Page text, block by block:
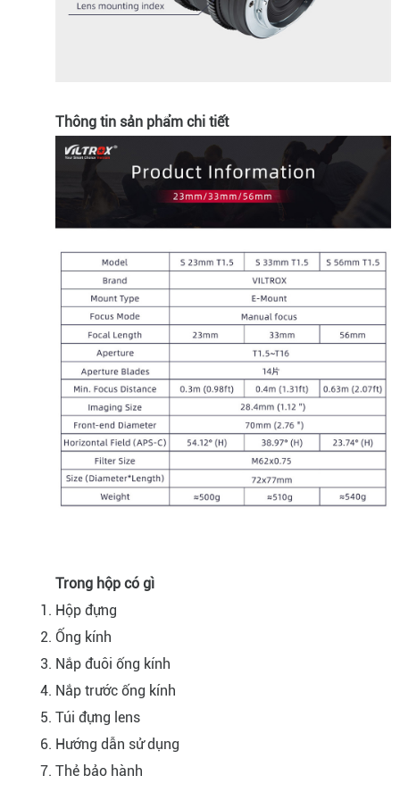
Thông tin sản phẩm chi tiết
Trong hộp có gì
Hộp đựng
Ống kính
Nắp đuôi ống kính
Nắp trước ống kính
Túi đựng lens
Hướng dẫn sử dụng
Thẻ bảo hành